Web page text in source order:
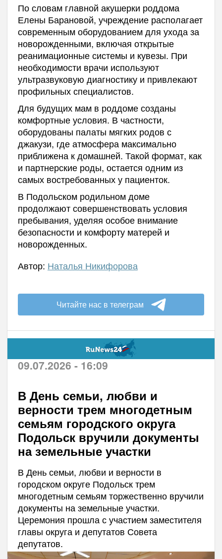
По словам главной акушерки роддома
Елены Барановой, учреждение располагает
современным оборудованием для ухода за
новорожденными, включая открытые
реанимационные системы и кувезы. При
необходимости врачи используют
ультразвуковую диагностику и привлекают
профильных специалистов.
Для будущих мам в роддоме созданы
комфортные условия. В частности,
оборудованы палаты мягких родов с
джакузи, где атмосфера максимально
приближена к домашней. Такой формат, как
и партнерские роды, остается одним из
самых востребованных у пациенток.
В Подольском родильном доме
продолжают совершенствовать условия
пребывания, уделяя особое внимание
безопасности и комфорту матерей и
новорожденных.
Автор: Наталья Никифорова
Читайте нас в телеграм
09.07.2026 - 16:09
В День семьи, любви и
верности трем многодетным
семьям городского округа
Подольск вручили документы
на земельные участки
В День семьи, любви и верности в
городском округе Подольск трем
многодетным семьям торжественно вручили
документы на земельные участки.
Церемония прошла с участием заместителя
главы округа и депутатов Совета
депутатов.